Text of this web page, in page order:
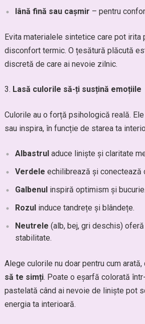
lână fină sau cașmir – pentru
Evita materialele sintetice care pot irita
disconfort termic. O țesătură plăcută
discretă de care ai nevoie zilnic.
Lasă culorile să-ți susțină emoțiile
Culorile au o forță psihologică reală.
sau inspira, în funcție de starea ta
Albastruladuce liniște și claritate
Verdele echilibrează și conectează
Galbenulinspiră optimism și bucurie.
Rozulinduce tandrețe și blândețe.
Neutrele (alb, bej, gri deschis)
stabilitate.
Alege culorile nu doar pentru cum arată,
să te simți. Poate o eșarfă colorată
pastelată când ai nevoie de liniște pot
energia ta interioară.